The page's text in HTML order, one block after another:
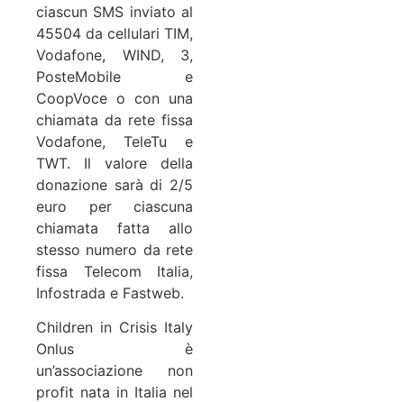
ciascun SMS inviato al
45504 da cellulari TIM,
Vodafone, WIND, 3,
PosteMobile e
CoopVoce o con una
chiamata da rete fissa
Vodafone, TeleTu e
TWT. Il valore della
donazione sarà di 2/5
euro per ciascuna
chiamata fatta allo
stesso numero da rete
fissa Telecom Italia,
Infostrada e Fastweb.
Children in Crisis Italy
Onlus è
un’associazione non
profit nata in Italia nel